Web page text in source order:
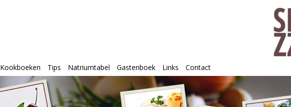
Kookboeken Tips Natriumtabel Gastenboek Links Contact